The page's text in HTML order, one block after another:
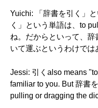
Yuichi: 「辞書を引く」
く」という単語は、to
ね。だからといって、辞
いて運ぶというわけでは
Jessi: 引くalso means
familiar to you. But 辞書
pulling or dragging the